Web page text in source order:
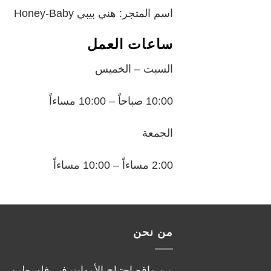
اسم المتجر: هني بيبي Honey-Baby
ساعات العمل
السبت – الخميس
10:00 صباحاً – 10:00 مساءاً
الجمعة
2:00 مساءاً – 10:00 مساءاً
من نحن